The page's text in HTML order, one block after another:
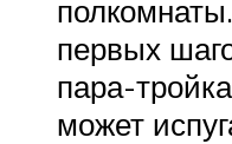
первых
пара-
может